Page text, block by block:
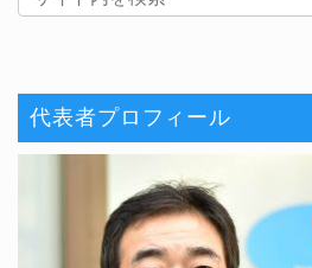
代表者プロフィール